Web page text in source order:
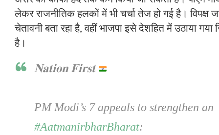
लेकर राजनीतिक हलकों में भी चर्चा तेज हो गई है।
चेतावनी बता रहा है, वहीं भाजपा इसे देशहित में उठाया गया
है।
𝐍𝐚𝐭𝐢𝐨𝐧 𝐅𝐢𝐫𝐬𝐭
PM Modi’s 7 appeals to strengthen an
#AatmanirbharBharat: